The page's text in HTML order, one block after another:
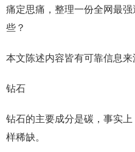
痛定思痛，整理一份全网最强
些？
本文陈述内容皆有可靠信息
钻石
钻石的主要成分是碳，事实
样稀缺。